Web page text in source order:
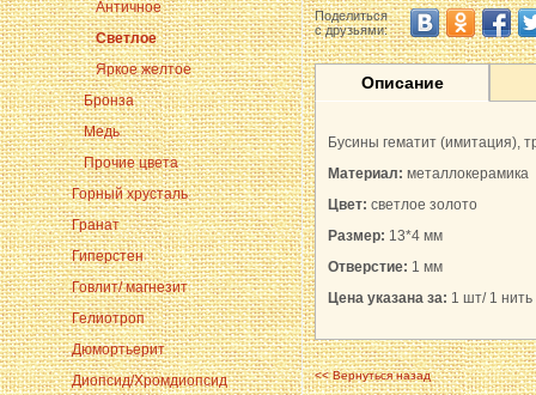
Античное
Светлое
Яркое желтое
Бронза
Медь
Прочие цвета
Горный хрусталь
Гранат
Гиперстен
Говлит/ магнезит
Гелиотроп
Дюмортьерит
Диопсид/Хромдиопсид
Поделиться
с друзьями:
Описание
Бусины гематит (имитация),
Материал: металлокерамика
Цвет: светлое золото
Размер: 13*4 мм
Отверстие: 1 мм
Цена указана за: 1 шт/ 1
<< Вернуться назад